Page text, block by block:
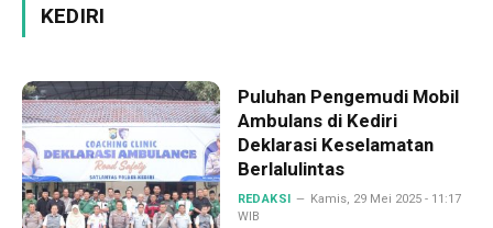
KEDIRI
Puluhan Pengemudi Mobil
Ambulans di Kediri
Deklarasi Keselamatan
Berlalulintas
REDAKSI
Kamis, 29 Mei 2025 - 11:17
WIB